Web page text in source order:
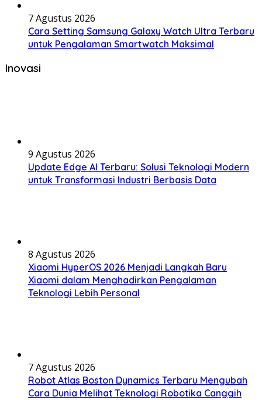
7 Agustus 2026
Cara Setting Samsung Galaxy Watch Ultra Terbaru
untuk Pengalaman Smartwatch Maksimal
Inovasi
9 Agustus 2026
Update Edge AI Terbaru: Solusi Teknologi Modern
untuk Transformasi Industri Berbasis Data
8 Agustus 2026
Xiaomi HyperOS 2026 Menjadi Langkah Baru
Xiaomi dalam Menghadirkan Pengalaman
Teknologi Lebih Personal
7 Agustus 2026
Robot Atlas Boston Dynamics Terbaru Mengubah
Cara Dunia Melihat Teknologi Robotika Canggih